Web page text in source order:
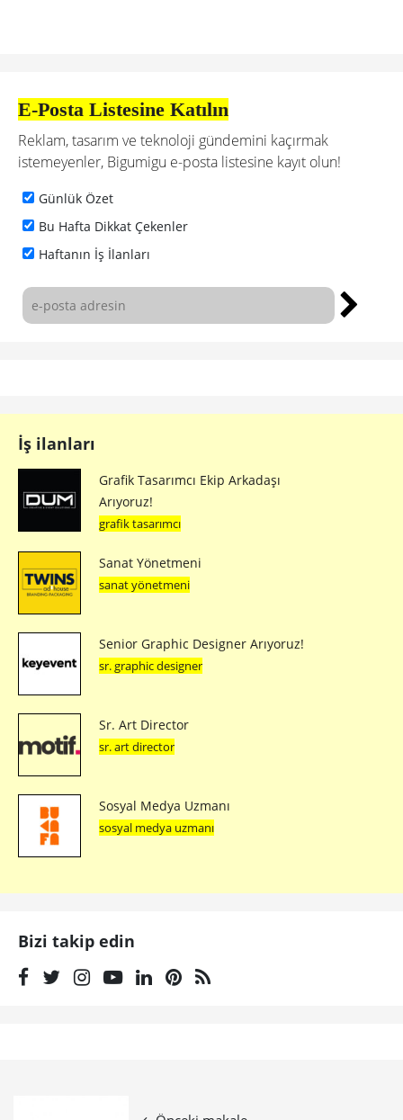
E-Posta Listesine Katılın
Reklam, tasarım ve teknoloji gündemini kaçırmak
istemeyenler, Bigumigu e-posta listesine kayıt olun!
Günlük Özet
Bu Hafta Dikkat Çekenler
Haftanın İş İlanları
İş ilanları
Grafik Tasarımcı Ekip Arkadaşı
Arıyoruz!
grafik tasarımcı
Sanat Yönetmeni
sanat yönetmeni
Senior Graphic Designer Arıyoruz!
sr. graphic designer
Sr. Art Director
sr. art director
Sosyal Medya Uzmanı
sosyal medya uzmanı
Bizi takip edin